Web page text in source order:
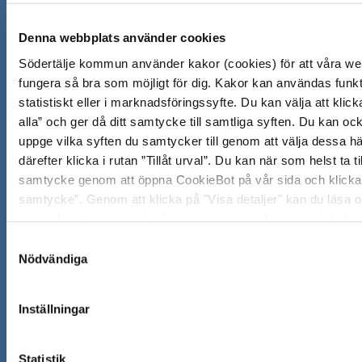
Denna webbplats använder cookies
Södertälje kommun använder kakor (cookies) för att våra
fungera så bra som möjligt för dig. Kakor kan användas
statistiskt eller i marknadsföringssyfte. Du kan välja att
alla” och ger då ditt samtycke till samtliga syften. Du kan
uppge vilka syften du samtycker till genom att välja dessa
därefter klicka i rutan ”Tillåt urval”. Du kan när som helst ta
samtycke genom att öppna CookieBot på vår sida och klicka
samtycke”. Genom att klicka på "Visa detaljer" kan du läsa
Nödvändiga
Inställningar
Statistik
ö
n
t
e
r
Södertälje kommun
151 89 Södertälje
Besöksadress: Nyköpingsvägen 26
Tfn: 08–523 010 00
kontaktcenter@sodertalje.se
Org.nr. 212000–0159
Remisser, beslut och meddelande/info till Södertälje
skickas till:sodertalje.kommun@sodertalje.se
Kontaktcenter
Öppna
Synpunkter och felanmälan
PressÖppna
fönster
Anslagstavla
Skicka faktura till Södertälje kommun